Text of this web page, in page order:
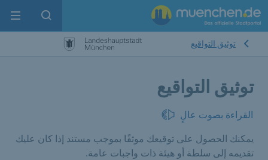
search
توثيق التواقيع
توثيق التواقيع
القراءة بصوت عالٍ
يمكنك الحصول على توقيعك موثقًا بموجب مستند إذا كان عليك
تقديمه إلى سلطة أو هيئة ذات واجبات عامة.